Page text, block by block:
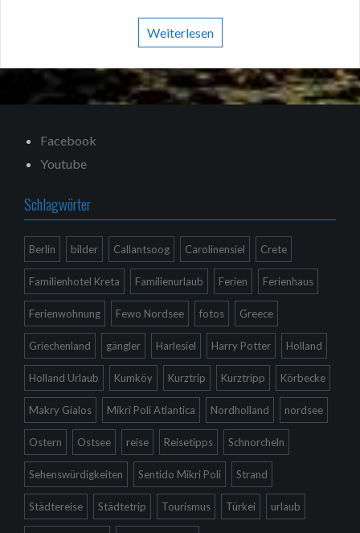
Weiterlesen
Facebook
Youtube
Schlagwörter
Berlin bilder Callantsoog Carolinensiel Crete
Familienhotel Kreta Familienurlaub Ferien Ferienhaus
Ferienwohnung Fewo Nordsee fotos Greece
Griechenland gängler Harlesiel Harry Potter Holland
Holland Urlaub Kumköy Kurztrip Kurztripp Körbecke
Makry Gialos Mikri Poli Atlantica Nordholland nordsee
Ostern Ostsee reise Reisetipps Schnorcheln
Sehenswürdigkeiten Sentido Mikri Poli Strand
Städtereise Städtetrip Tourismus Türkei urlaub